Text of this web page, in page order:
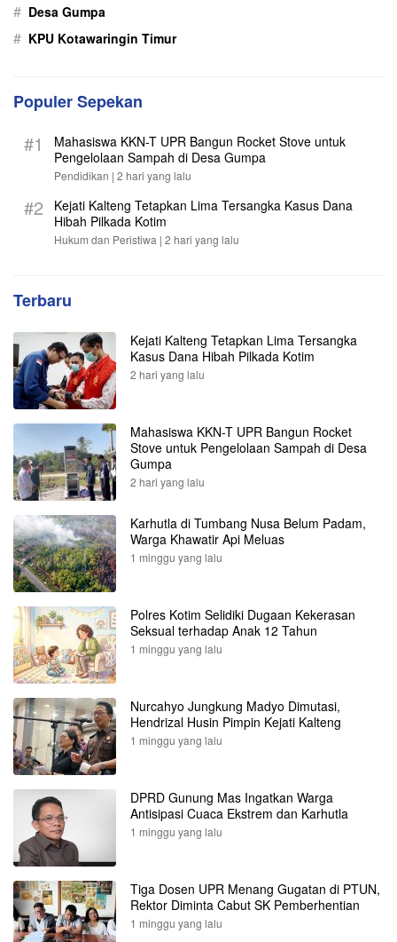
# Desa Gumpa
# KPU Kotawaringin Timur
Populer Sepekan
#1
Mahasiswa KKN-T UPR Bangun Rocket Stove untuk
Pengelolaan Sampah di Desa Gumpa
Pendidikan | 2 hari yang lalu
#2
Kejati Kalteng Tetapkan Lima Tersangka Kasus Dana
Hibah Pilkada Kotim
Hukum dan Peristiwa | 2 hari yang lalu
Terbaru
Kejati Kalteng Tetapkan Lima Tersangka
Kasus Dana Hibah Pilkada Kotim
2 hari yang lalu
Mahasiswa KKN-T UPR Bangun Rocket
Stove untuk Pengelolaan Sampah di Desa
Gumpa
2 hari yang lalu
Karhutla di Tumbang Nusa Belum Padam,
Warga Khawatir Api Meluas
1 minggu yang lalu
Polres Kotim Selidiki Dugaan Kekerasan
Seksual terhadap Anak 12 Tahun
1 minggu yang lalu
Nurcahyo Jungkung Madyo Dimutasi,
Hendrizal Husin Pimpin Kejati Kalteng
1 minggu yang lalu
DPRD Gunung Mas Ingatkan Warga
Antisipasi Cuaca Ekstrem dan Karhutla
1 minggu yang lalu
Tiga Dosen UPR Menang Gugatan di PTUN,
Rektor Diminta Cabut SK Pemberhentian
1 minggu yang lalu